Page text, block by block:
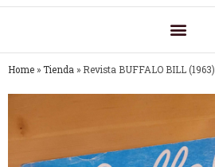
Home » Tienda » Revista BUFFALO BILL (1963)